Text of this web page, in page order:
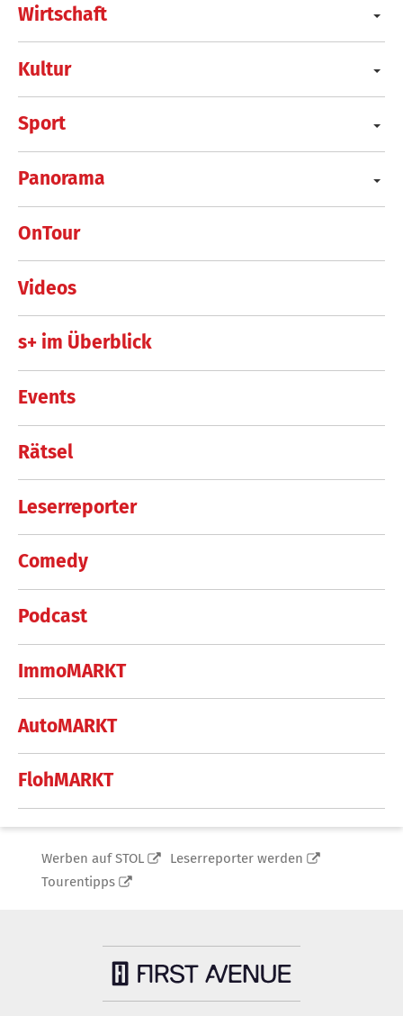
Wirtschaft
Kultur
Sport
Panorama
OnTour
Videos
s+ im Überblick
Events
Rätsel
Leserreporter
Comedy
Podcast
ImmoMARKT
AutoMARKT
FlohMARKT
Werben auf STOL
Leserreporter werden
Tourentipps